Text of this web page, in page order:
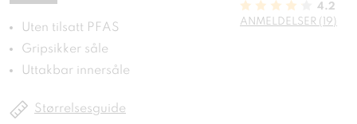
Uten tilsatt PFAS
Gripsikker såle
Uttakbar innersåle
4.2
ANMELDELSER (19)
Størrelsesguide